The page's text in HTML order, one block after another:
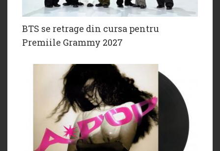
BTS se retrage din cursa pentru
Premiile Grammy 2027